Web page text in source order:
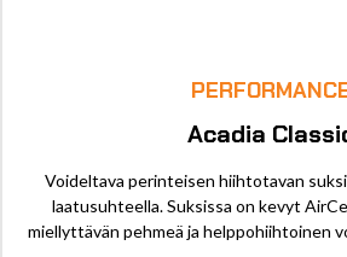
Acadia
Voideltava perinteisen hiihtotavan
laatusuhteella. Suksissa on kevyt
miellyttävän pehmeä ja helppohiihtoinen